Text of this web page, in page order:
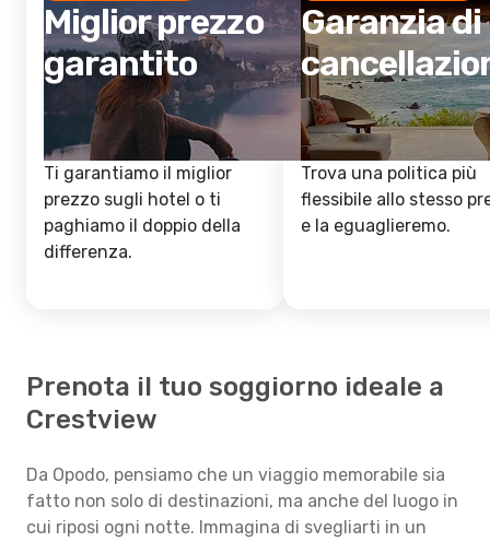
Miglior prezzo
garantito
Ti garantiamo il miglior
prezzo sugli hotel o ti
paghiamo il doppio della
differenza.
Garanzia di
Trova una politica più
flessibile allo stesso
e la eguaglieremo.
Prenota il tuo soggiorno ideale a
Crestview
Da Opodo, pensiamo che un viaggio memorabile sia
fatto non solo di destinazioni, ma anche del luogo in
cui riposi ogni notte. Immagina di svegliarti in un